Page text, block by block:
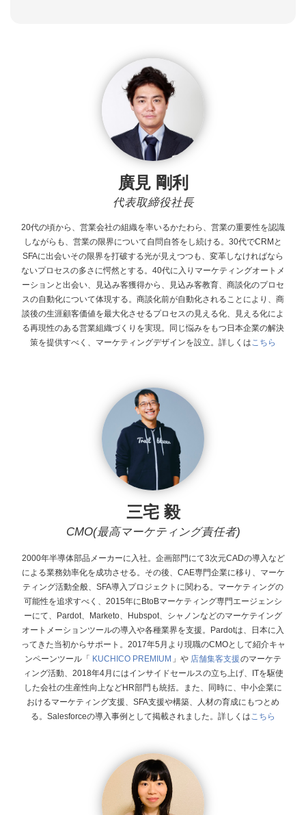
廣見 剛利
代表取締役社長
20代の頃から、営業会社の組織を率いるかたわら、営業の重要性を認識
しながらも、営業の限界について自問自答をし続ける。30代でCRMと
SFAに出会いその限界を打破する光が見えつつも、変革しなければなら
ないプロセスの多さに愕然とする。40代に入りマーケティングオートメ
ーションと出会い、見込み客獲得から、見込み客教育、商談化のプロセ
スの自動化について体現する。商談化前が自動化されることにより、商
談後の生涯顧客価値を最大化させるプロセスの見える化、見える化によ
る再現性のある営業組織づくりを実現。同じ悩みをもつ日本企業の解決
策を提供すべく、マーケティングデザインを設立。 詳しくはこちら
三宅 毅
CMO(最高マーケティング責任者)
2000年半導体部品メーカーに入社。企画部門にて3次元CADの導入など
による業務効率化を成功させる。その後、CAE専門企業に移り、マーケ
ティング活動全般、SFA導入プロジェクトに関わる。マーケティングの
可能性を追求すべく、2015年にBtoBマーケティング専門エージェンシ
ーにて、Pardot、Marketo、Hubspot、シャノンなどのマーケテイング
オートメーションツールの導入や各種業界を支援。Pardotは、日本に入
ってきた当初からサポート。 2017年5月より現職のCMOとして紹介キャ
ンペーンツール「
KUCHICO PREMIUM 」や 店舗集客支援のマーケテ
ィング活動、2018年4月にはインサイドセールスの立ち上げ、ITを駆使
した会社の生産性向上などHR部門も統括。また、同時に、中小企業に
おけるマーケティング支援、SFA支援や構築、人材の育成にもつとめ
る。Salesforceの導入事例として掲載されました。詳しくはこちら